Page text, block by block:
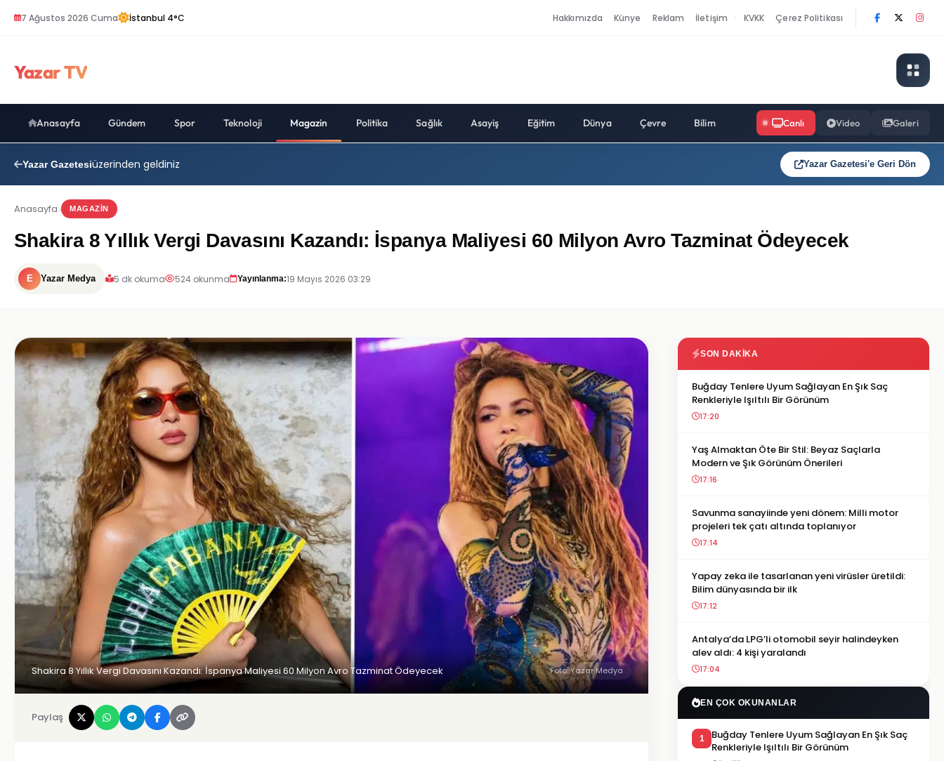
7 Ağustos 2026 Cuma İstanbul 4°C Hakkımızda Künye Reklam İletişim KVKK Çerez Politikası
Yazar TV
Anasayfa Gündem Spor Teknoloji Magazin Politika Sağlık Asayiş Eğitim Dünya Çevre Bilim Canlı Video Galeri
Yazar Gazetesiüzerinden geldiniz Yazar Gazetesi'e Geri Dön
Anasayfa MAGAZIN
Shakira 8 Yıllık Vergi Davasını Kazandı: İspanya Maliyesi 60 Milyon Avro Tazminat Ödeyecek
E Yazar Medya 5 dk okuma 524 okunma Yayınlanma:19 Mayıs 2026 03:29
Shakira 8 Yıllık Vergi Davasını Kazandı: İspanya Maliyesi 60 Milyon Avro Tazminat Ödeyecek Foto: Yazar Medya
Paylaş
SON DAKIKA
Buğday Tenlere Uyum Sağlayan En Şık Saç
Renkleriyle Işıltılı Bir Görünüm
17:20
Yaş Almaktan Öte Bir Stil: Beyaz Saçlarla
Modern ve Şık Görünüm Önerileri
17:16
Savunma sanayiinde yeni dönem: Milli motor
projeleri tek çatı altında toplanıyor
17:14
Yapay zeka ile tasarlanan yeni virüsler üretildi:
Bilim dünyasında bir ilk
17:12
Antalya’da LPG’li otomobil seyir halindeyken
alev aldı: 4 kişi yaralandı
17:04
EN ÇOK OKUNANLAR
1
Buğday Tenlere Uyum Sağlayan En Şık Saç
Renkleriyle Işıltılı Bir Görünüm